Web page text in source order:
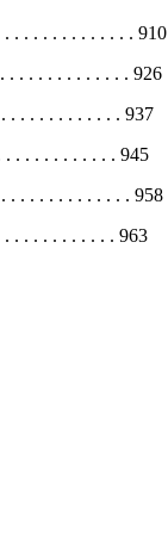
. . . . . . . . . . . . . 910
. . . . . . . . . . . . 926
. . . . . . . . . . . . 937
. . . . . . . . . . . 945
. . . . . . . . . . . . 958
. . . . . . . . . . . 963